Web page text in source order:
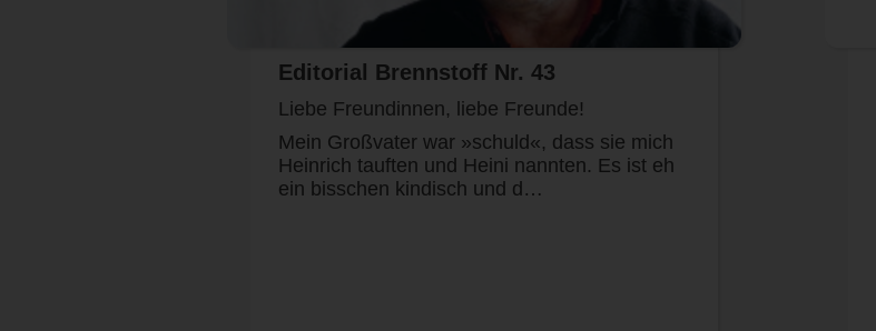
Editorial Brennstoff Nr. 43
Liebe Freundinnen, liebe Freunde!
Mein Großvater war »schuld«, dass sie mich
Heinrich tauften und Heini nannten. Es ist eh
ein bisschen kindisch und d…